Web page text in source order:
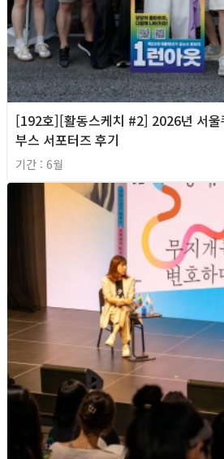
[192호][활동스케치 #2] 2026년 서울
부스 서포터즈 후기
기간 : 6월